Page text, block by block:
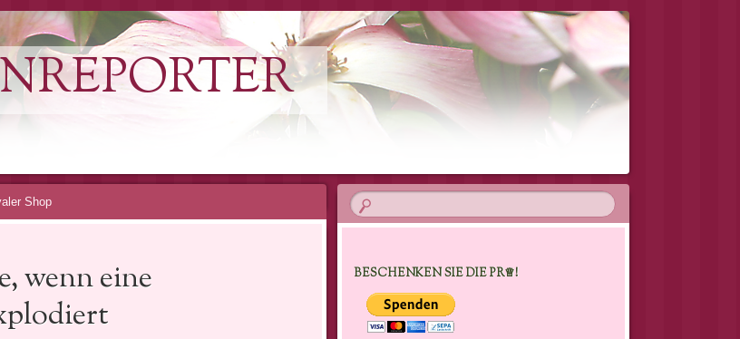
Shop
wenn eine
BESCHENKEN SIE DIE PR♕!